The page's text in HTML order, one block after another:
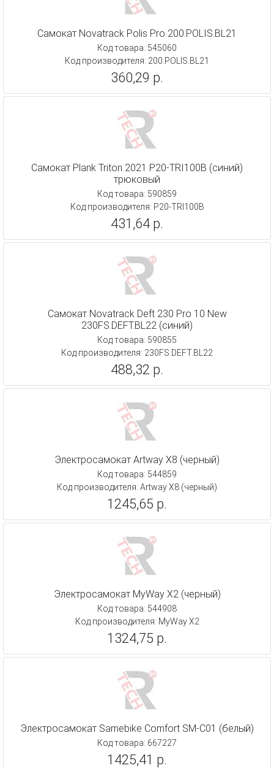
Самокат Novatrack Polis Pro 200.POLIS.BL21
Код товара: 545060
Код производителя: 200.POLIS.BL21
360,29 р.
Самокат Plank Triton 2021 P20-TRI100B (синий)
трюковый
Код товара: 590859
Код производителя: P20-TRI100B
431,64 р.
Самокат Novatrack Deft 230 Pro 10 New
230FS.DEFT.BL22 (синий)
Код товара: 590855
Код производителя: 230FS.DEFT.BL22
488,32 р.
Электросамокат Artway X8 (черный)
Код товара: 544859
Код производителя: Artway X8 (черный)
1245,65 р.
Электросамокат MyWay X2 (черный)
Код товара: 544908
Код производителя: MyWay X2
1324,75 р.
Электросамокат Samebike Comfort SМ-C01 (белый)
Код товара: 667227
1425,41 р.